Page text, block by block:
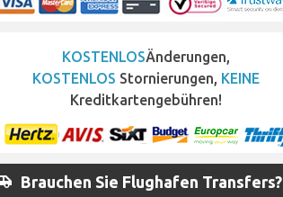
KOSTENLOSÄnderungen,
KOSTENLOS Stornierungen, KEINE
Kreditkartengebühren!
Brauchen Sie Flughafen Transfers?